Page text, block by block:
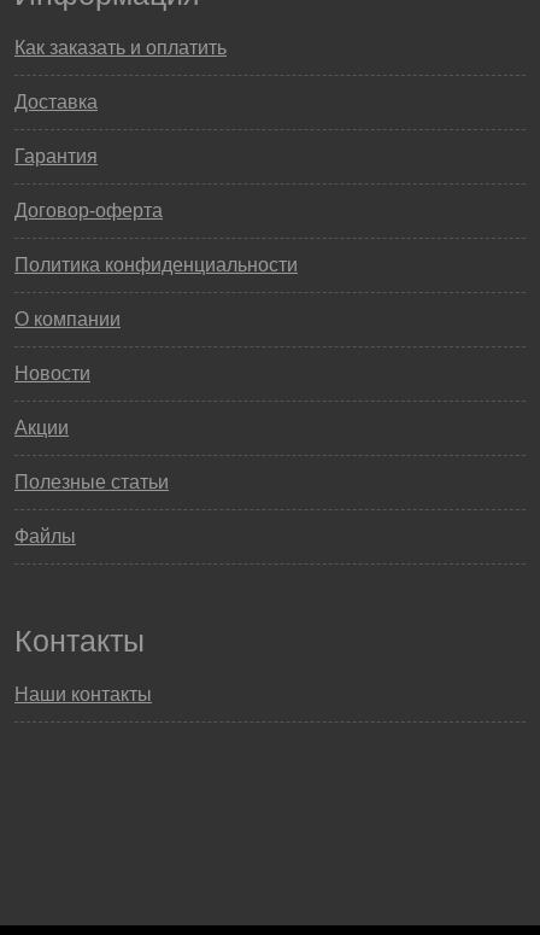
Как заказать и оплатить
Доставка
Гарантия
Договор-оферта
Политика конфиденциальности
О компании
Новости
Акции
Полезные статьи
Файлы
Контакты
Наши контакты